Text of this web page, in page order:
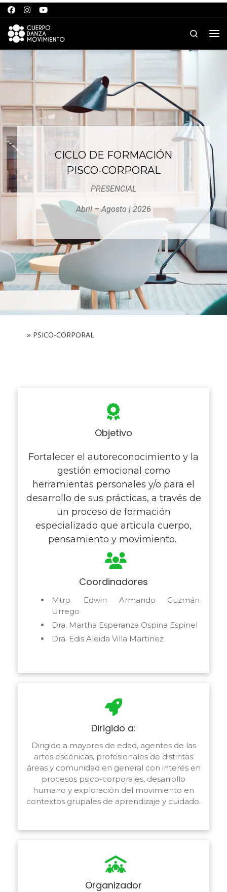
Saltar al contenido
Search
CICLO DE FORMACIÓN
PISCO-CORPORAL
PRESENCIAL
Abril – Agosto | 2026
» PSICO-CORPORAL
Objetivo
Fortalecer el autoreconocimiento y la
gestión emocional como
herramientas personales y/o para el
desarrollo de sus prácticas, a través de
un proceso de formación
especializado que articula cuerpo,
pensamiento y movimiento.
Coordinadores
Mtro. Edwin Armando Guzmán
Urrego
Dra. Martha Esperanza Ospina Espinel
Dra. Edis Aleida Villa Martínez
Dirigido a:
Dirigido a mayores de edad, agentes de las
artes escénicas, profesionales de distintas
áreas y comunidad en general con interés en
procesos psico-corporales, desarrollo
humano y exploración del movimiento en
contextos grupales de aprendizaje y cuidado.
Organizador